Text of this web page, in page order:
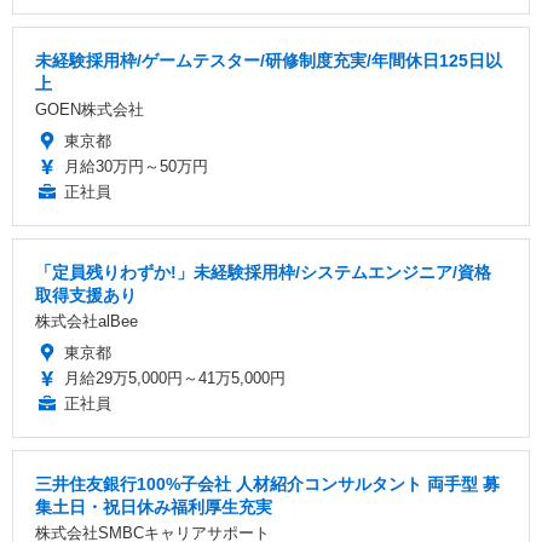
未経験採用枠/ゲームテスター/研修制度充実/年間休日125日以
上
GOEN株式会社
東京都
月給30万円～50万円
正社員
「定員残りわずか!」未経験採用枠/システムエンジニア/資格
取得支援あり
株式会社alBee
東京都
月給29万5,000円～41万5,000円
正社員
三井住友銀行100%子会社 人材紹介コンサルタント 両手型 募
集土日・祝日休み福利厚生充実
株式会社SMBCキャリアサポート